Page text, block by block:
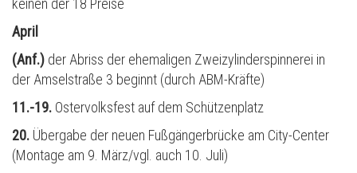
keinen der 18 Preise
April
(Anf.) der Abriss der ehemaligen Zweizylinderspinnerei in
der Amselstraße 3 beginnt (durch ABM-Kräfte)
11.-19. Ostervolksfest auf dem Schützenplatz
20. Übergabe der neuen Fußgängerbrücke am City-Center
(Montage am 9. März/vgl. auch 10. Juli)